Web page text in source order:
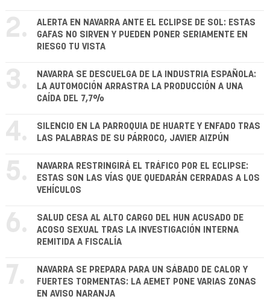
2.
ALERTA EN NAVARRA ANTE EL ECLIPSE DE SOL: ESTAS
GAFAS NO SIRVEN Y PUEDEN PONER SERIAMENTE EN
RIESGO TU VISTA
3.
NAVARRA SE DESCUELGA DE LA INDUSTRIA ESPAÑOLA:
LA AUTOMOCIÓN ARRASTRA LA PRODUCCIÓN A UNA
CAÍDA DEL 7,7%
4.
SILENCIO EN LA PARROQUIA DE HUARTE Y ENFADO TRAS
LAS PALABRAS DE SU PÁRROCO, JAVIER AIZPÚN
5.
NAVARRA RESTRINGIRÁ EL TRÁFICO POR EL ECLIPSE:
ESTAS SON LAS VÍAS QUE QUEDARÁN CERRADAS A LOS
VEHÍCULOS
6.
SALUD CESA AL ALTO CARGO DEL HUN ACUSADO DE
ACOSO SEXUAL TRAS LA INVESTIGACIÓN INTERNA
REMITIDA A FISCALÍA
7.
NAVARRA SE PREPARA PARA UN SÁBADO DE CALOR Y
FUERTES TORMENTAS: LA AEMET PONE VARIAS ZONAS
EN AVISO NARANJA